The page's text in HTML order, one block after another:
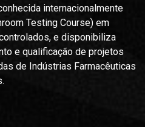
internacionalmente
Testing Course) em
e disponibiliza
e qualificação de projetos
de Indústrias Farmacêuticas